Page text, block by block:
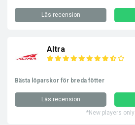
Läs recension
Altra
Bästa löparskor för breda fötter
Läs recension
*New players only